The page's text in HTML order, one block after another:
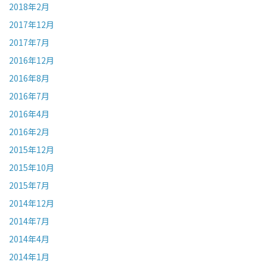
2018年2月
2017年12月
2017年7月
2016年12月
2016年8月
2016年7月
2016年4月
2016年2月
2015年12月
2015年10月
2015年7月
2014年12月
2014年7月
2014年4月
2014年1月